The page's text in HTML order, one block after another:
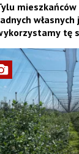
własnych
tę